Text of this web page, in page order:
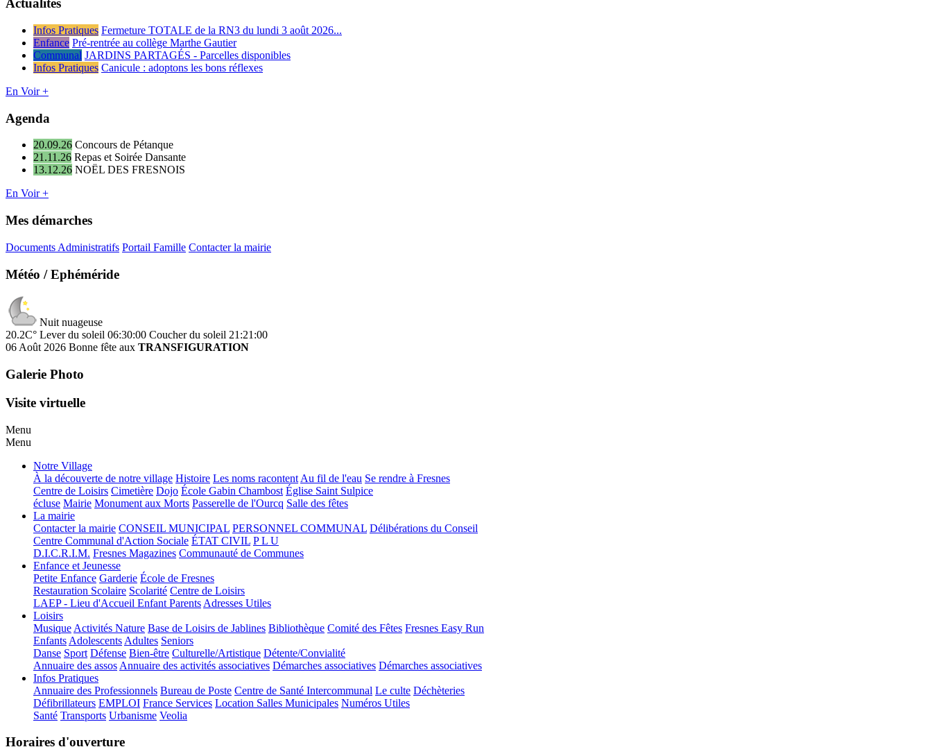
Actualités
Infos Pratiques Fermeture TOTALE de la RN3 du lundi 3 août 2026...
Enfance Pré-rentrée au collège Marthe Gautier
Communal JARDINS PARTAGÉS - Parcelles disponibles
Infos Pratiques Canicule : adoptons les bons réflexes
En Voir +
Agenda
20.09.26 Concours de Pétanque
21.11.26 Repas et Soirée Dansante
13.12.26 NOËL DES FRESNOIS
En Voir +
Mes démarches
Documents Administratifs Portail Famille Contacter la mairie
Météo / Ephéméride
Nuit nuageuse
20.2C° Lever du soleil 06:30:00 Coucher du soleil 21:21:00
06 Août 2026 Bonne fête aux TRANSFIGURATION
Galerie Photo
Visite virtuelle
Menu
Menu
Notre Village
À la découverte de notre village Histoire Les noms racontent Au fil de l'eau Se rendre à Fresnes
Centre de Loisirs Cimetière Dojo École Gabin Chambost Église Saint Sulpice
écluse Mairie Monument aux Morts Passerelle de l'Ourcq Salle des fêtes
La mairie
Contacter la mairie CONSEIL MUNICIPAL PERSONNEL COMMUNAL Délibérations du Conseil
Centre Communal d'Action Sociale ÉTAT CIVIL P L U
D.I.C.R.I.M. Fresnes Magazines Communauté de Communes
Enfance et Jeunesse
Petite Enfance Garderie École de Fresnes
Restauration Scolaire Scolarité Centre de Loisirs
LAEP - Lieu d'Accueil Enfant Parents Adresses Utiles
Loisirs
Musique Activités Nature Base de Loisirs de Jablines Bibliothèque Comité des Fêtes Fresnes Easy Run
Enfants Adolescents Adultes Seniors
Danse Sport Défense Bien-être Culturelle/Artistique Détente/Convialité
Annuaire des assos Annuaire des activités associatives Démarches associatives Démarches associatives
Infos Pratiques
Annuaire des Professionnels Bureau de Poste Centre de Santé Intercommunal Le culte Déchèteries
Défibrillateurs EMPLOI France Services Location Salles Municipales Numéros Utiles
Santé Transports Urbanisme Veolia
Horaires d'ouverture